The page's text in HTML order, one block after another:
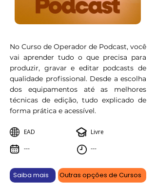
No Curso de Operador de Podcast, você
vai aprender tudo o que precisa para
produzir, gravar e editar podcasts de
qualidade profissional. Desde a escolha
dos equipamentos até as melhores
técnicas de edição, tudo explicado de
forma prática e acessível.
EAD
---
Livre
---
Saiba mais Outras opções de Cursos